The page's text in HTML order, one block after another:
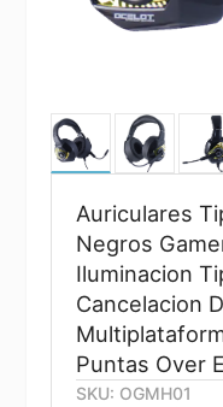
Auriculares
Negros
Iluminacion
Cancelacion
Puntas Over
SKU: OGMH01